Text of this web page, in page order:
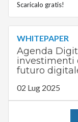
Scaricalo gratis!
WHITEPAPER
Agenda
investimenti
futuro
02 Lug 2025